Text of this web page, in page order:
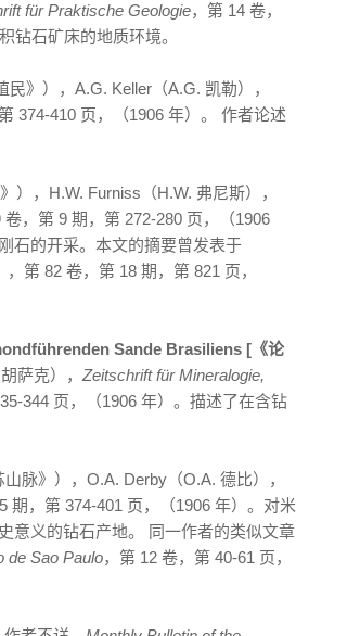
für Praktische Geologie，第 14 卷，
钻石矿床的地质环境。
民》），A.G. Keller（A.G. 凯勒），
374-410 页，（1906 年）。 作者论述
），H.W. Furniss（H.W. 弗尼斯），
卷，第 9 期，第 272-280 页，（1906
石的开采。本文的摘要曾发表于
第 82 卷，第 18 期，第 821 页，
Sande Brasiliens [《论
萨克）， Zeitschrift für Mineralogie,
344 页，（1906 年）。描述了在含钻
山脉》），O.A. Derby（O.A. 德比），
期，第 374-401 页，（1906 年）。对米
意义的钻石产地。 同一作者的类似文章
de Sao Paulo，第 12 卷，第 40-61 页，